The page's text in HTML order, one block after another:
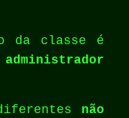
da classe é
administrador
não